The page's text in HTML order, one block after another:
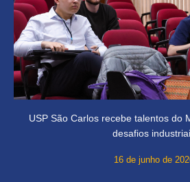
USP São Carlos recebe talentos do
desafios
16 de junho de